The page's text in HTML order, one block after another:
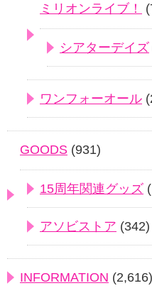
ミリオンライブ！
シアターデイズ
ワンフォーオール
GOODS (931)
15周年関連グッズ
アソビストア (342)
INFORMATION (2,616)